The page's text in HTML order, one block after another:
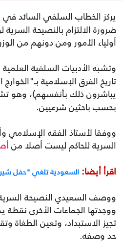
يركز الخطاب السلفي السائد في
ضرورة الالتزام بالنصيحة
أولياء الأمور ومن دونهم من
وتشبه الأدبيات السلفية
تاريخ الفرق الإسلامية
يباشرون ذلك بأنفسهم)، وهو
بحسب باحثين شرعيين.
ووفقا لأستاذ الفقه الإسلامي
السرية للحاكم ليست أصلا من
اقرأ أيضا: السعودية تلغي "حفل
ووصف السعيدي النصيحة
ووجدتها الجماعات الأخرى نقطة
تجيز الاستبداد، وتعين الطغاة
حد وصفه.